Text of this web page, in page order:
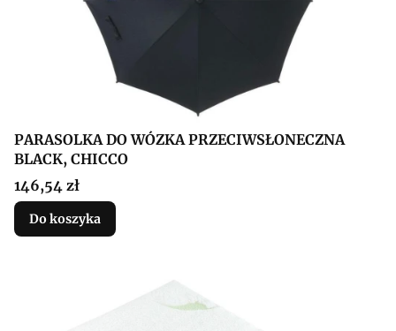
PARASOLKA DO WÓZKA PRZECIWSŁONECZNA
BLACK, CHICCO
Cena
146,54 zł
Do koszyka